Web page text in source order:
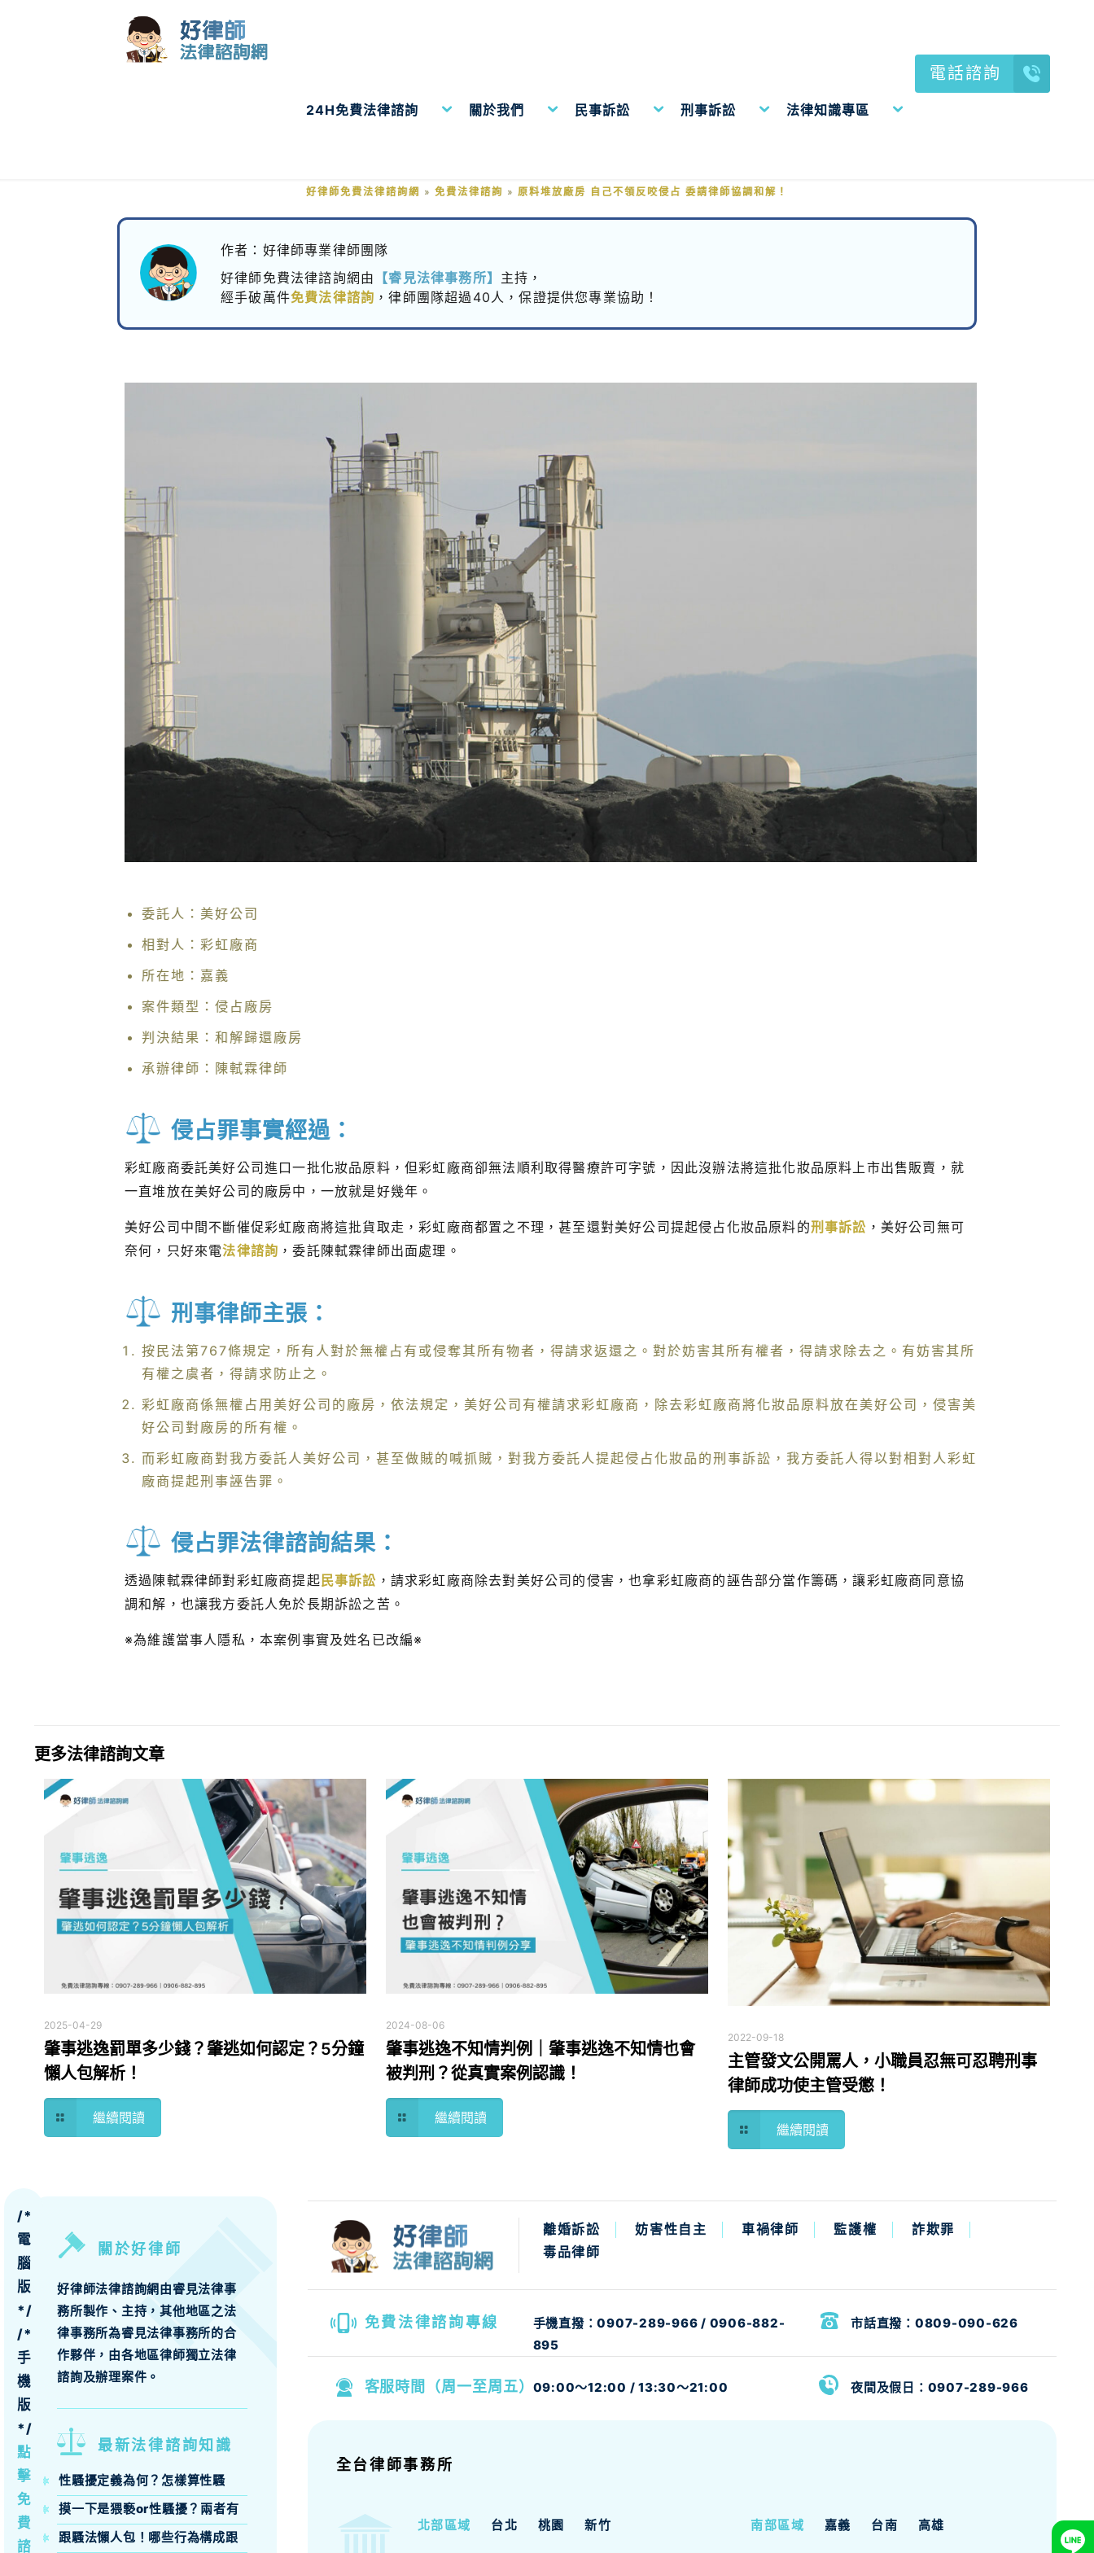
24H免費法律諮詢 關於我們 民事訴訟 刑事訴訟 法律知識專區
電話諮詢
好律師免費法律諮詢網 » 免費法律諮詢 » 原料堆放廠房 自己不領反咬侵占 委請律師協調和解！
作者：好律師專業律師團隊
好律師免費法律諮詢網由
【睿見法律事務所】 主持，
經手破萬件免費法律諮詢 ，律師團隊超過40人，保證提供您專業協助！
委託人：美好公司
相對人：彩虹廠商
所在地：嘉義
案件類型：侵占廠房
判決結果：和解歸還廠房
承辦律師：陳軾霖律師
侵占罪事實經過：
彩虹廠商委託美好公司進口一批化妝品原料，但彩虹廠商卻無法順利取得醫療許可字號，因此沒辦法將這批化妝品原料上市出售販賣，就
一直堆放在美好公司的廠房中，一放就是好幾年。
美好公司中間不斷催促彩虹廠商將這批貨取走，彩虹廠商都置之不理，甚至還對美好公司提起侵占化妝品原料的刑事訴訟 ，美好公司無可
奈何，只好來電法律諮詢 ，委託陳軾霖律師出面處理。
刑事律師主張：
按民法第767條規定，所有人對於無權占有或侵奪其所有物者，得請求返還之。對於妨害其所有權者，得請求除去之。有妨害其所
有權之虞者，得請求防止之。
彩虹廠商係無權占用美好公司的廠房，依法規定，美好公司有權請求彩虹廠商，除去彩虹廠商將化妝品原料放在美好公司，侵害美
好公司對廠房的所有權。
而彩虹廠商對我方委託人美好公司，甚至做賊的喊抓賊，對我方委託人提起侵占化妝品的刑事訴訟，我方委託人得以對相對人彩虹
廠商提起刑事誣告罪。
侵占罪法律諮詢結果：
透過陳軾霖律師對彩虹廠商提起民事訴訟 ，請求彩虹廠商除去對美好公司的侵害，也拿彩虹廠商的誣告部分當作籌碼，讓彩虹廠商同意協
調和解，也讓我方委託人免於長期訴訟之苦。
※為維護當事人隱私，本案例事實及姓名已改編※
更多法律諮詢文章
2025-04-29
肇事逃逸罰單多少錢？肇逃如何認定？5分鐘
懶人包解析！
繼續閱讀
2024-08-06
肇事逃逸不知情判例｜肇事逃逸不知情也會
被判刑？從真實案例認識！
繼續閱讀
2022-09-18
主管發文公開罵人，小職員忍無可忍聘刑事
律師成功使主管受懲！
繼續閱讀
/*
電
腦
版
*/
/*
手
機
版
*/
點
擊
免
費
諮
關於好律師
好律師法律諮詢網由睿見法律事
務所製作、主持，其他地區之法
律事務所為睿見法律事務所的合
作夥伴，由各地區律師獨立法律
諮詢及辦理案件。
最新法律諮詢知識
性騷擾定義為何？怎樣算性騷
擾？性騷擾構成要件、法律責任
律師來說明
摸一下是猥褻or性騷擾？兩者有
什麼區別？
跟騷法懶人包！哪些行為構成跟
離婚訴訟 妨害性自主 車禍律師 監護權
詐欺罪
毒品律師
免費法律諮詢專線 手機直撥：0907-289-966 / 0906-882-
895
市話直撥： 0809-090-626
客服時間（周一至周五）09:00～12:00 / 13:30～21:00 夜間及假日： 0907-289-966
全台律師事務所
北部區域 台北 桃園 新竹 南部區域 嘉義 台南 高雄